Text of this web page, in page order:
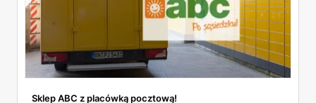
Sklep ABC z placówką pocztową!